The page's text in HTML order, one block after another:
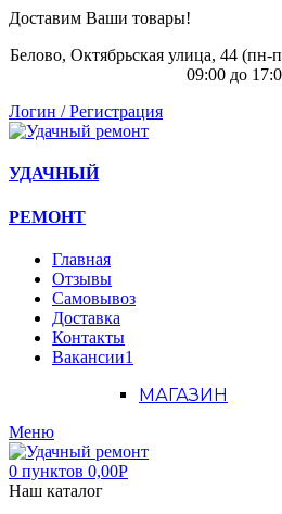
Доставим Ваши товары!
Белово, Октябрьская улица, 44 (пн-
09:00 до
Логин / Регистрация
УДАЧНЫЙ
РЕМОНТ
Главная
Отзывы
Самовывоз
Доставка
Контакты
Вакансии1
МАГАЗИН
Меню
0 пунктов 0,00Р
Наш каталог